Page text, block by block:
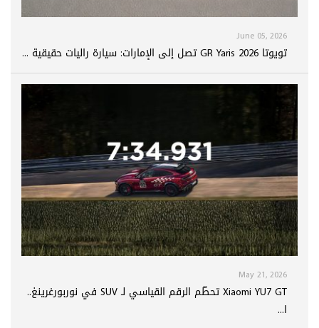
June 05, 2026
تويوتا GR Yaris 2026 تصل إلى الإمارات: سيارة راليات حقيقية ...
May 21, 2026
Xiaomi YU7 GT تحطّم الرقم القياسي لـ SUV في نوربورغرينغ..
ا...